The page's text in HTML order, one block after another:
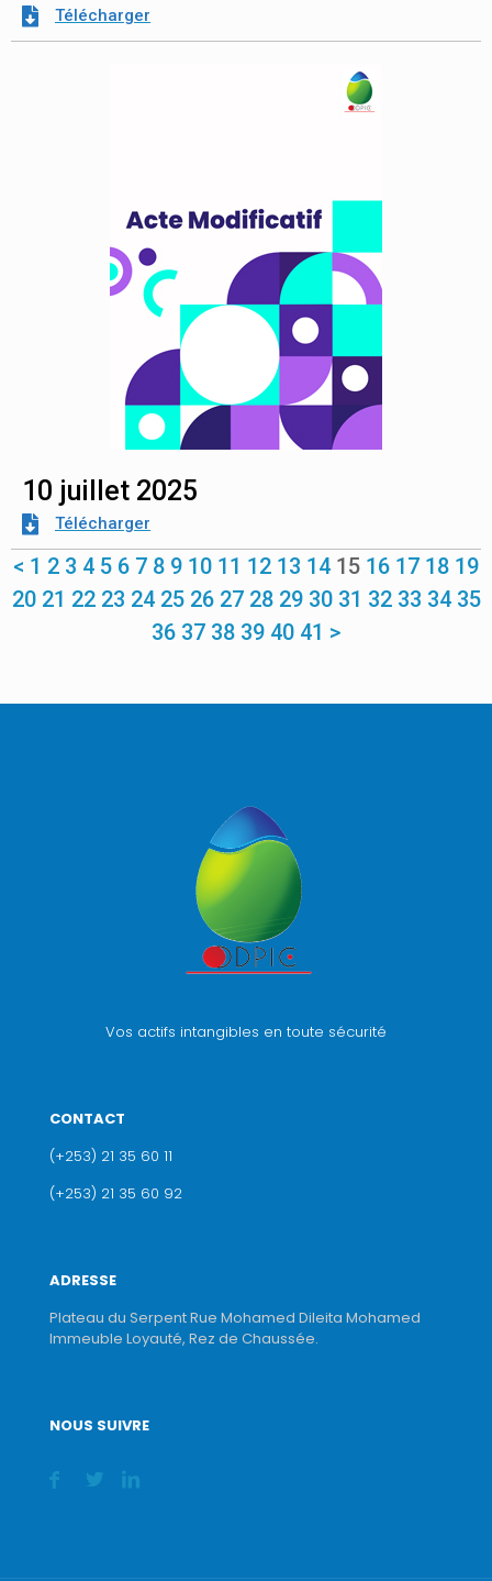
Télécharger
10 juillet 2025
Télécharger
< 1 2 3 4 5 6 7 8 9 10 11 12 13 14 15 16 17 18 19
20 21 22 23 24 25 26 27 28 29 30 31 32 33 34 35
36 37 38 39 40 41 >
Vos actifs intangibles en toute sécurité
CONTACT
(+253) 21 35 60 11
(+253) 21 35 60 92
ADRESSE
Plateau du Serpent Rue Mohamed Dileita Mohamed
Immeuble Loyauté, Rez de Chaussée.
NOUS SUIVRE